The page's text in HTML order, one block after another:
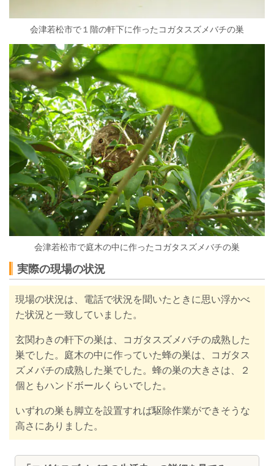
会津若松市で１階の軒下に作ったコガタスズメバチの巣
会津若松市で庭木の中に作ったコガタスズメバチの巣
実際の現場の状況
現場の状況は、電話で状況を聞いたときに思い浮かべ
た状況と一致していました。
玄関わきの軒下の巣は、コガタスズメバチの成熟した
巣でした。 庭木の中に作っていた蜂の巣は、コガタス
ズメバチの成熟した巣でした。蜂の巣の大きさは、２
個ともハンドボールくらいでした。
いずれの巣も脚立を設置すれば駆除作業ができそうな
高さにありました。